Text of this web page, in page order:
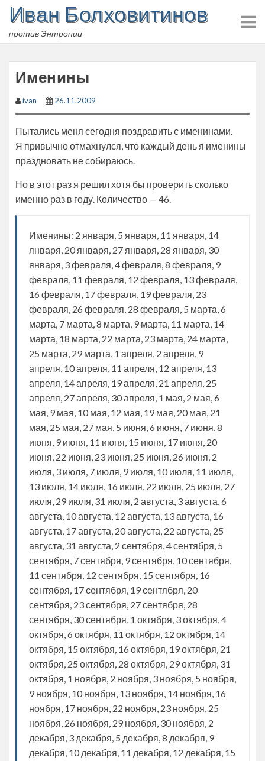
Skip
content
Иван Болховитинов
против Энтропии
Именины
ivan 26.11.2009
Пытались меня сегодня поздравить с именинами.
Я привычно отмахнулся, что каждый день я именины
праздновать не собираюсь.
Но в этот раз я решил хотя бы проверить сколько
именно раз в году. Количество — 46.
Именины: 2 января, 5 января, 11 января, 14
января, 20 января, 27 января, 28 января, 30
января, 3 февраля, 4 февраля, 8 февраля, 9
февраля, 11 февраля, 12 февраля, 13 февраля,
16 февраля, 17 февраля, 19 февраля, 23
февраля, 26 февраля, 28 февраля, 5 марта, 6
марта, 7 марта, 8 марта, 9 марта, 11 марта, 14
марта, 18 марта, 22 марта, 23 марта, 24 марта,
25 марта, 29 марта, 1 апреля, 2 апреля, 9
апреля, 10 апреля, 11 апреля, 12 апреля, 13
апреля, 14 апреля, 19 апреля, 21 апреля, 25
апреля, 27 апреля, 30 апреля, 1 мая, 2 мая, 6
мая, 9 мая, 10 мая, 12 мая, 19 мая, 20 мая, 21
мая, 25 мая, 27 мая, 5 июня, 6 июня, 7 июня, 8
июня, 9 июня, 11 июня, 15 июня, 17 июня, 20
июня, 22 июня, 23 июня, 25 июня, 26 июня, 2
июля, 3 июля, 7 июля, 9 июля, 10 июля, 11 июля,
13 июля, 14 июля, 16 июля, 22 июля, 25 июля, 27
июля, 29 июля, 31 июля, 2 августа, 3 августа, 6
августа, 10 августа, 12 августа, 13 августа, 16
августа, 17 августа, 20 августа, 22 августа, 25
августа, 31 августа, 2 сентября, 4 сентября, 5
сентября, 7 сентября, 9 сентября, 10 сентября,
11 сентября, 12 сентября, 15 сентября, 16
сентября, 17 сентября, 19 сентября, 20
сентября, 23 сентября, 27 сентября, 28
сентября, 30 сентября, 1 октября, 3 октября, 4
октября, 6 октября, 11 октября, 12 октября, 14
октября, 15 октября, 16 октября, 19 октября, 21
октября, 25 октября, 28 октября, 29 октября, 31
октября, 1 ноября, 2 ноября, 3 ноября, 5 ноября,
9 ноября, 10 ноября, 13 ноября, 14 ноября, 16
ноября, 17 ноября, 22 ноября, 23 ноября, 25
ноября, 26 ноября, 29 ноября, 30 ноября, 2
декабря, 3 декабря, 5 декабря, 8 декабря, 9
декабря, 10 декабря, 11 декабря, 12 декабря, 15